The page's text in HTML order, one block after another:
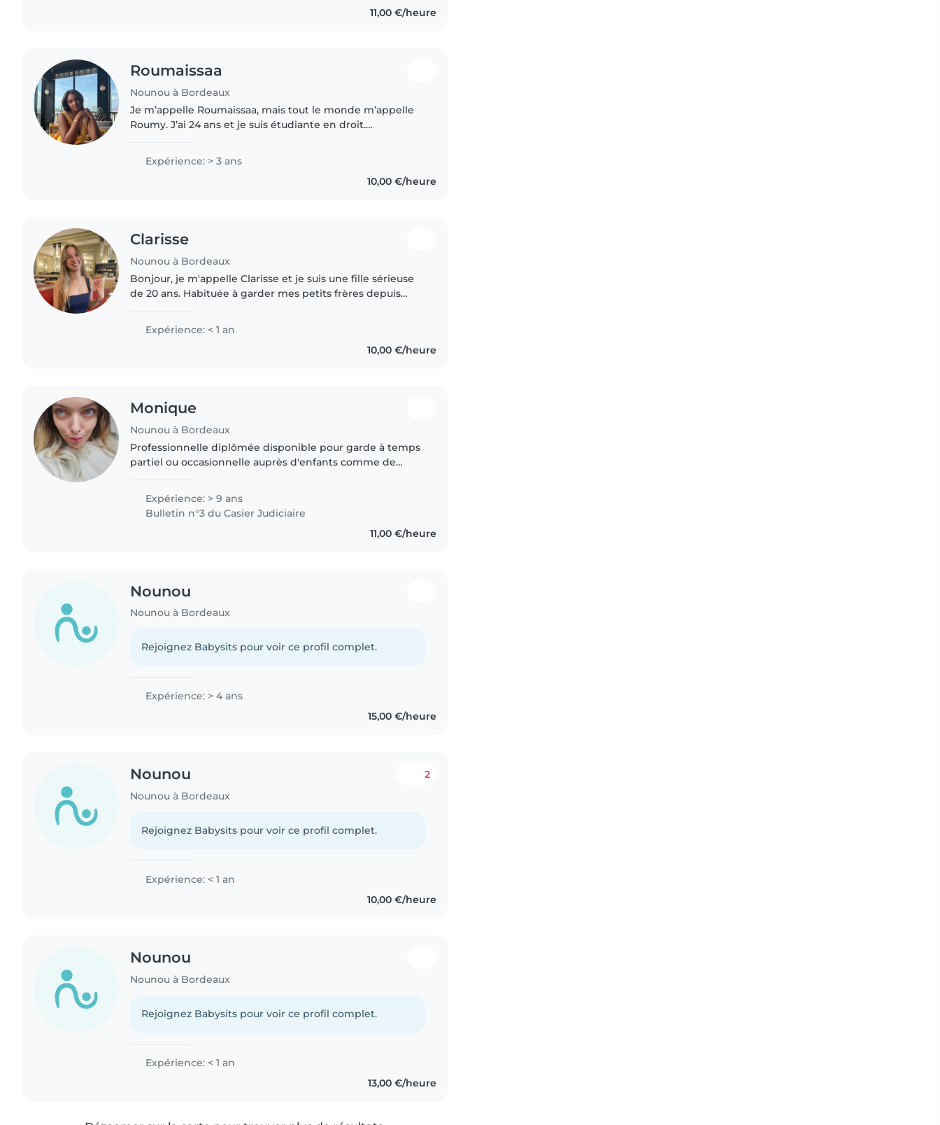
11,00 €/heure
Roumaissaa
Nounou à Bordeaux
Je m’appelle Roumaissaa, mais tout le monde m’appelle
Roumy. J’ai 24 ans et je suis étudiante en droit.
m’occuper des enfants..
Expérience: > 3 ans
10,00 €/heure
Clarisse
Nounou à Bordeaux
Bonjour, je m'appelle Clarisse et je suis une fille sérieuse
de 20 ans. Habituée à garder mes petits frères depuis
pour vos..
Expérience: < 1 an
10,00 €/heure
Monique
Nounou à Bordeaux
Professionnelle diplômée disponible pour garde à temps
partiel ou occasionnelle auprès d'enfants comme de
Expérience: > 9 ans
Bulletin n°3 du Casier Judiciaire
11,00 €/heure
Nounou
Nounou à Bordeaux
Rejoignez Babysits pour voir ce profil complet.
Expérience: > 4 ans
15,00 €/heure
Nounou
Nounou à Bordeaux
2
Rejoignez Babysits pour voir ce profil complet.
Expérience: < 1 an
10,00 €/heure
Nounou
Nounou à Bordeaux
Rejoignez Babysits pour voir ce profil complet.
Expérience: < 1 an
13,00 €/heure